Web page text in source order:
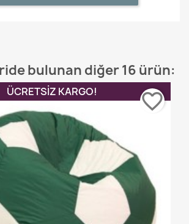
bulunan diğer 16 ürün:
ÜCRETSIZ KARGO!
favorite_border